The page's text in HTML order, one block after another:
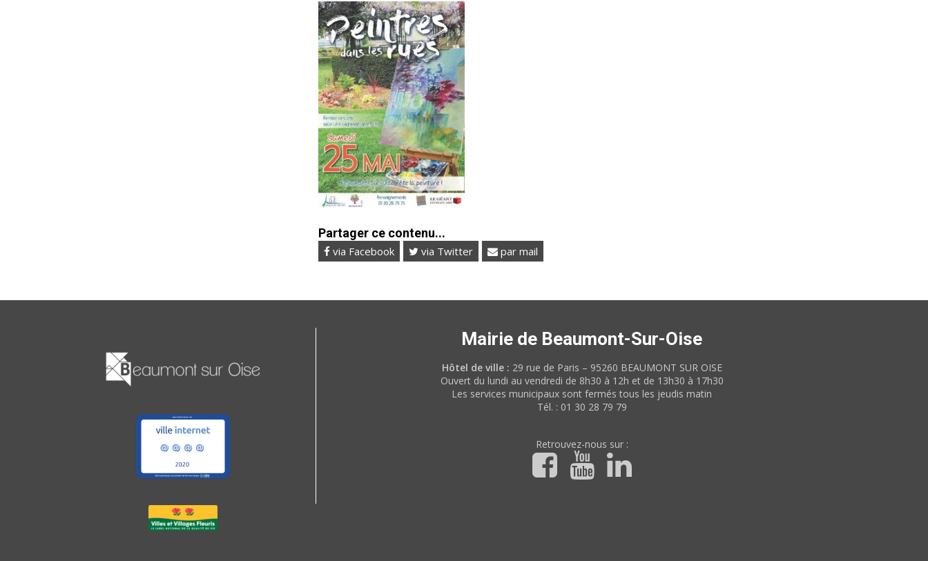
Partager ce contenu...
via Facebook via Twitter par mail
Mairie de Beaumont-Sur-Oise
Hôtel de ville : 29 rue de Paris – 95260 BEAUMONT SUR OISE
Ouvert du lundi au vendredi de 8h30 à 12h et de 13h30 à 17h30
Les services municipaux sont fermés tous les jeudis matin
Tél. : 01 30 28 79 79
Retrouvez-nous sur :